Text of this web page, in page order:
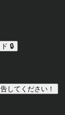
🔒
してください！